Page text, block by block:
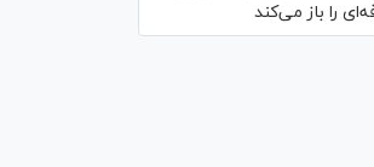
را باز می‌کند